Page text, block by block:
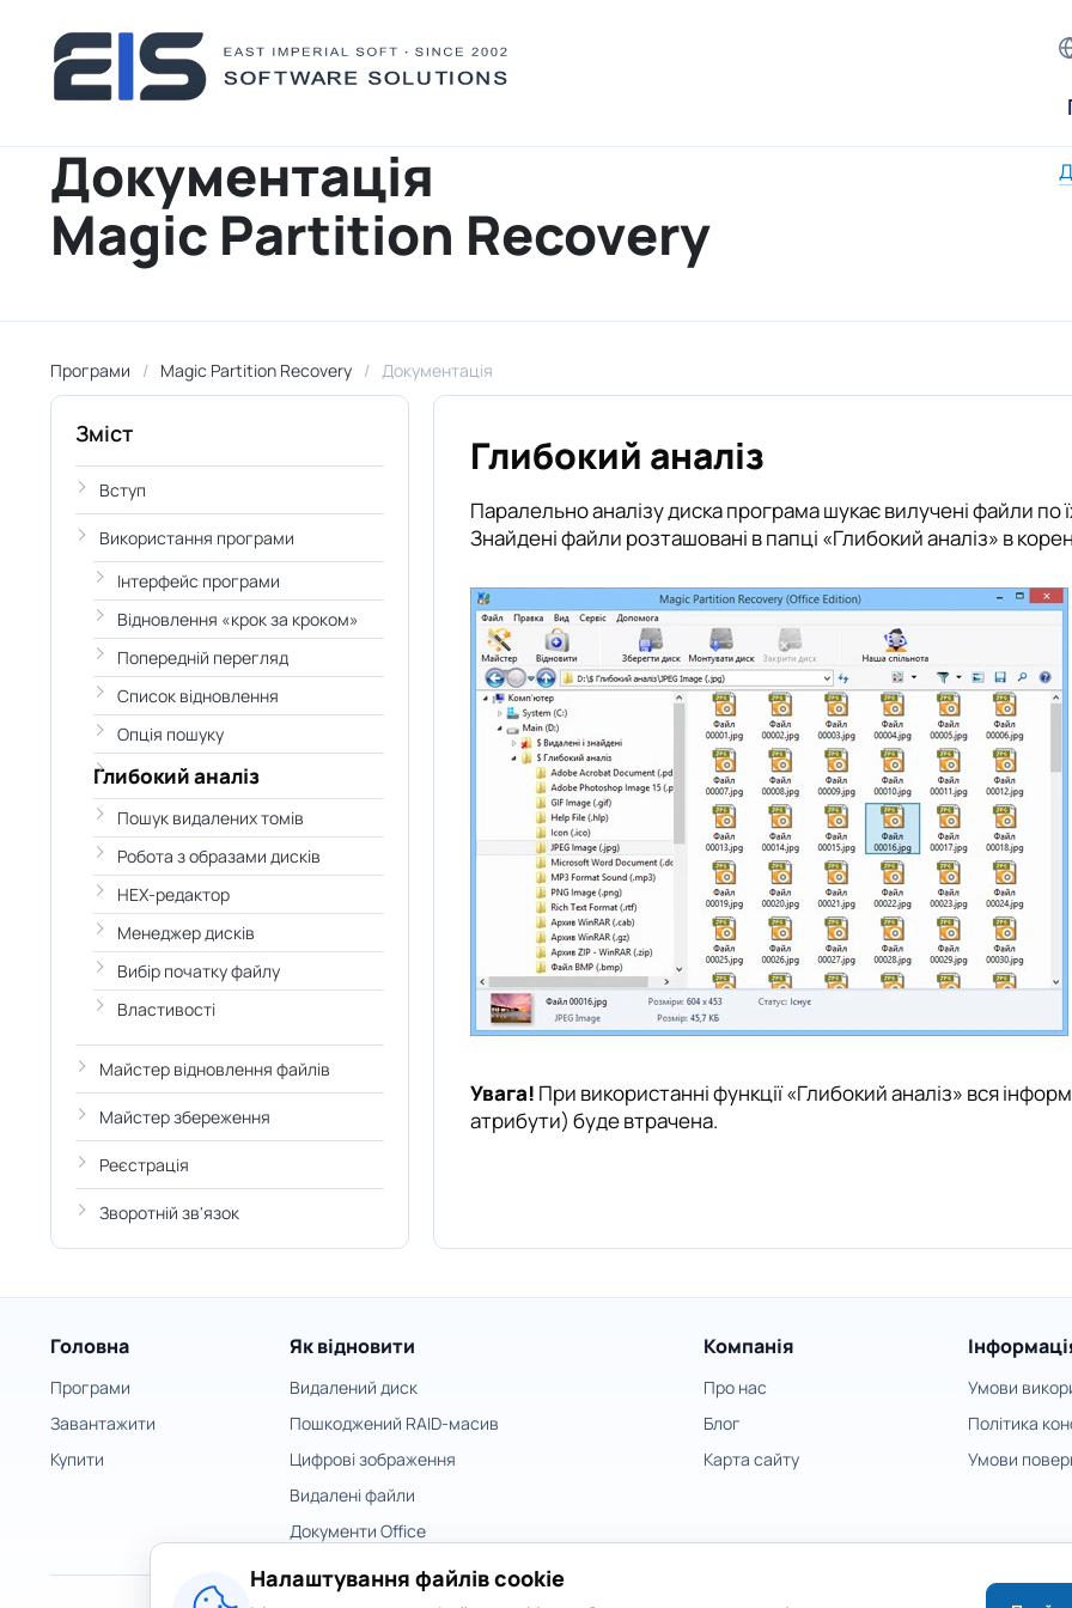
Документація
Magic Partition Recovery
Програми Magic Partition Recovery Документація
Глибокий аналіз
Паралельно аналізу диска програма шукає вилучені файли по
Знайдені файли розташовані в папці «Глибокий аналіз» в
Увага! При використанні функції «Глибокий аналіз» вся
атрибути) буде втрачена.
Зміст
Вступ
Використання програми
Інтерфейс програми
Відновлення «крок за кроком»
Попередній перегляд
Список відновлення
Опція пошуку
Глибокий аналіз
Пошук видалених томів
Робота з образами дисків
HEX-редактор
Менеджер дисків
Вибір початку файлу
Властивості
Майстер відновлення файлів
Майстер збереження
Реєстрація
Зворотній зв'язок
Головна
Програми
Завантажити
Купити
Як відновити
Видалений диск
Пошкоджений RAID-масив
Цифрові зображення
Видалені файли
Документи Office
Компанія
Про нас
Блог
Карта сайту
Умови
Політика
Умови
Налаштування файлів cookie